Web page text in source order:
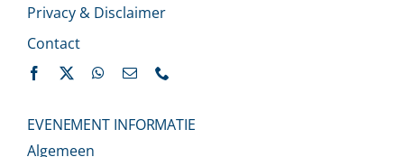
Privacy & Disclaimer
Contact
EVENEMENT INFORMATIE
Algemeen